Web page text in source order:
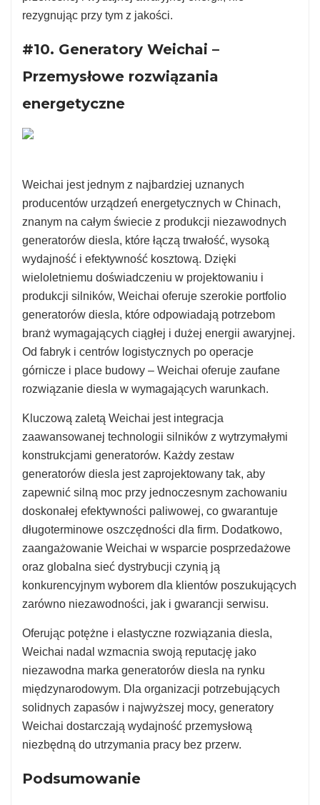
rezygnując przy tym z jakości.
#10. Generatory Weichai –
Przemysłowe rozwiązania
energetyczne
Weichai jest jednym z najbardziej uznanych
producentów urządzeń energetycznych w Chinach,
znanym na całym świecie z produkcji niezawodnych
generatorów diesla, które łączą trwałość, wysoką
wydajność i efektywność kosztową. Dzięki
wieloletniemu doświadczeniu w projektowaniu i
produkcji silników, Weichai oferuje szerokie portfolio
generatorów diesla, które odpowiadają potrzebom
branż wymagających ciągłej i dużej energii awaryjnej.
Od fabryk i centrów logistycznych po operacje
górnicze i place budowy – Weichai oferuje zaufane
rozwiązanie diesla w wymagających warunkach.
Kluczową zaletą Weichai jest integracja
zaawansowanej technologii silników z wytrzymałymi
konstrukcjami generatorów. Każdy zestaw
generatorów diesla jest zaprojektowany tak, aby
zapewnić silną moc przy jednoczesnym zachowaniu
doskonałej efektywności paliwowej, co gwarantuje
długoterminowe oszczędności dla firm. Dodatkowo,
zaangażowanie Weichai w wsparcie posprzedażowe
oraz globalna sieć dystrybucji czynią ją
konkurencyjnym wyborem dla klientów poszukujących
zarówno niezawodności, jak i gwarancji serwisu.
Oferując potężne i elastyczne rozwiązania diesla,
Weichai nadal wzmacnia swoją reputację jako
niezawodna marka generatorów diesla na rynku
międzynarodowym. Dla organizacji potrzebujących
solidnych zapasów i najwyższej mocy, generatory
Weichai dostarczają wydajność przemysłową
niezbędną do utrzymania pracy bez przerw.
Podsumowanie